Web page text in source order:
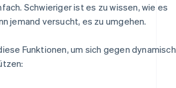
Schwieriger ist es zu wissen, wie es
jemand versucht, es zu umgehen.
Funktionen, um sich gegen